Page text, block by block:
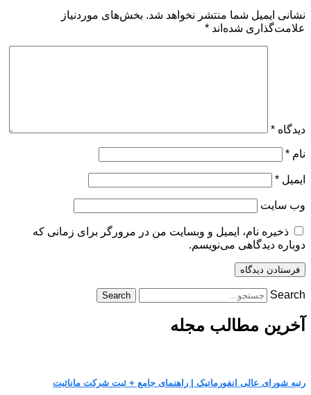
نشانی ایمیل شما منتشر نخواهد شد. بخش‌های موردنیاز
علامت‌گذاری شده‌اند *
دیدگاه *
نام *
ایمیل *
وب‌ سایت
ذخیره نام، ایمیل و وبسایت من در مرورگر برای زمانی که
دوباره دیدگاهی می‌نویسم.
Search
Search
آخرین مطالب مجله
رتبه شورای عالی انفورماتیک | راهنمای جامع + ثبت شرکت مانا‌ثبت